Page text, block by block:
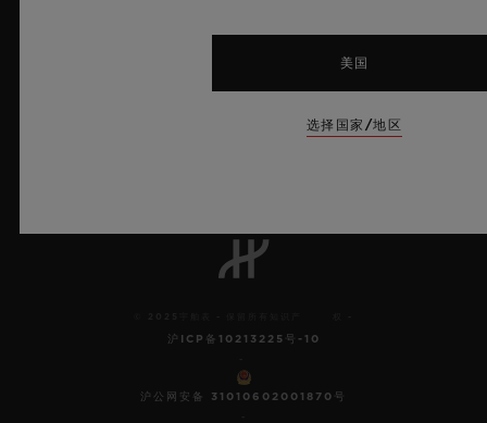
沪ICP备10213225号-10
沪公网安备 31010602001870号
美国
选择国家/地区